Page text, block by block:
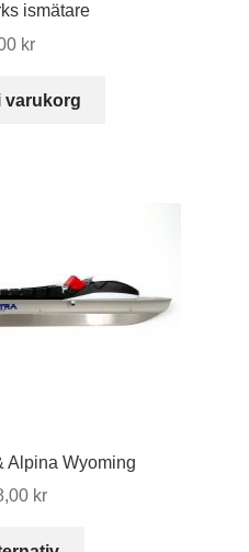
ismätare
kr
varukorg
Alpina Wyoming
kr